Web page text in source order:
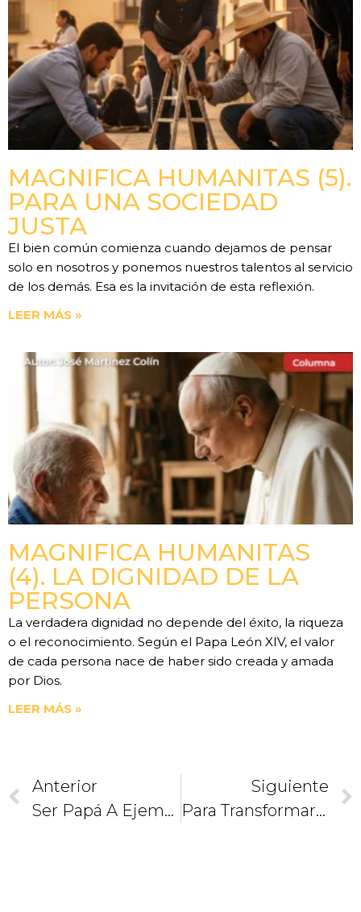
MAGNIFICA HUMANITAS (5).
PARA UNA SOCIEDAD
JUSTA
El bien común comienza cuando dejamos de pensar
solo en nosotros y ponemos nuestros talentos al servicio
de los demás. Esa es la invitación de esta reflexión.
LEER MÁS »
MAGNIFICA HUMANITAS
(4). LA DIGNIDAD DE LA
PERSONA
La verdadera dignidad no depende del éxito, la riqueza
o el reconocimiento. Según el Papa León XIV, el valor
de cada persona nace de haber sido creada y amada
por Dios.
LEER MÁS »
Anterior
Ser Papá A Ejemplo De San José
Siguiente
Para Transformar El Corazón. La Mejor Curación